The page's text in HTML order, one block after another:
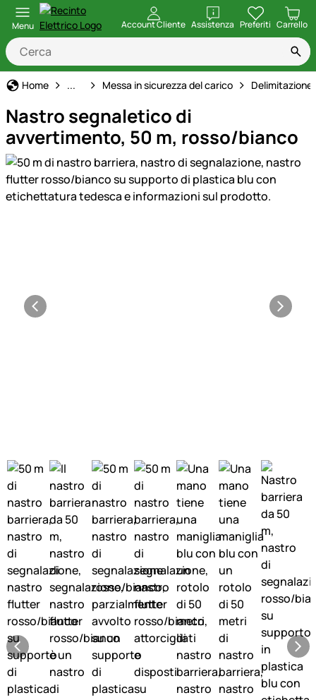
Menu Account Cliente Assistenza
apri Preferiti Carrello
Home Casa, Giardino e Fattoria
... Messa in sicurezza del carico Delimitazione
Nastro segnaletico di
avvertimento, 50 m, rosso/bianco
Galleria prodotti